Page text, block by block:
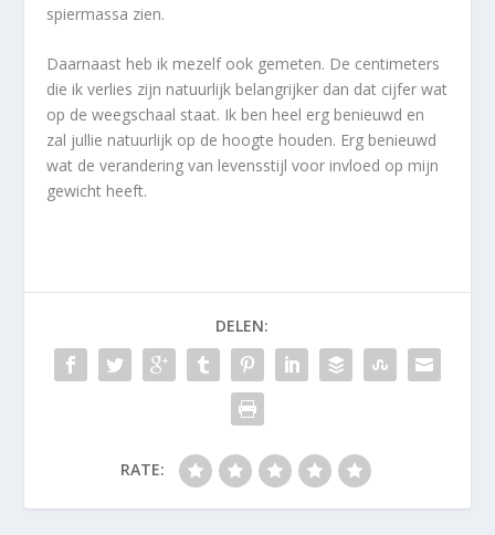
spiermassa zien.
Daarnaast heb ik mezelf ook gemeten. De centimeters
die ik verlies zijn natuurlijk belangrijker dan dat cijfer wat
op de weegschaal staat. Ik ben heel erg benieuwd en
zal jullie natuurlijk op de hoogte houden. Erg benieuwd
wat de verandering van levensstijl voor invloed op mijn
gewicht heeft.
DELEN:
RATE: